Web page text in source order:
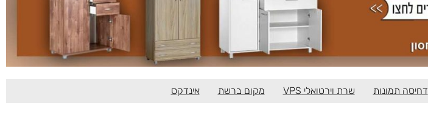
דחיסה תמונות שרת וירטואלי VPS מקום ברשת אינדקס